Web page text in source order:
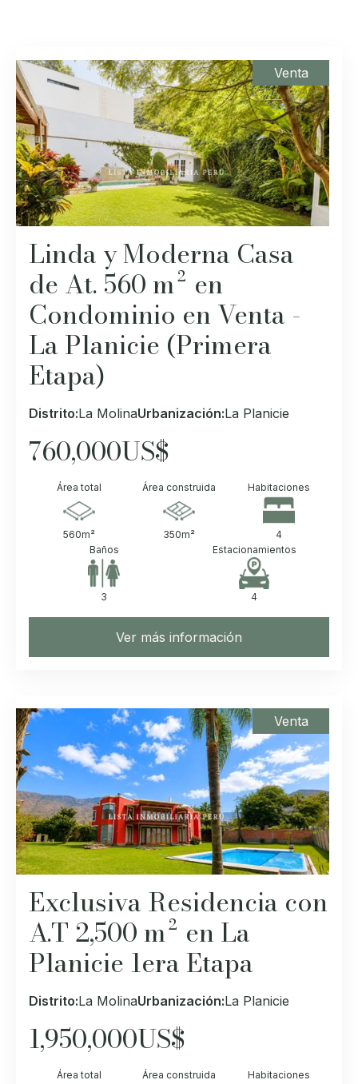
Venta
Linda y Moderna Casa
de At. 560 m² en
Condominio en Venta -
La Planicie (Primera
Etapa)
Distrito:La MolinaUrbanización:La Planicie
760,000US$
Área total
560m²
Área construida
350m²
Habitaciones
4
Baños
3
Estacionamientos
4
Ver más información
Venta
Exclusiva Residencia con
A.T 2,500 m² en La
Planicie 1era Etapa
Distrito:La MolinaUrbanización:La Planicie
1,950,000US$
Área total Área construida Habitaciones